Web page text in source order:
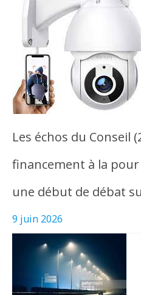
Les échos du Conseil
financement à la
une début de débat
9 juin 2026